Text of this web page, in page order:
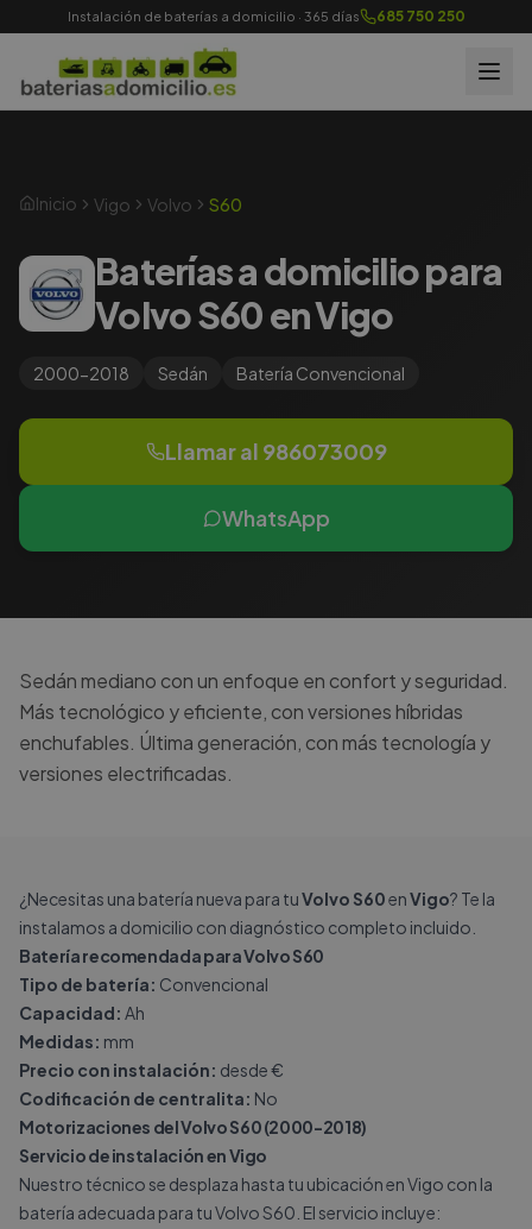
Instalación de baterías a domicilio · 365 días 685 750 250
Inicio Vigo Volvo S60
Baterías a domicilio para
Volvo S60 en Vigo
2000-2018 Sedán Batería Convencional
Llamar al 986073009
WhatsApp
Sedán mediano con un enfoque en confort y seguridad.
Más tecnológico y eficiente, con versiones híbridas
enchufables. Última generación, con más tecnología y
versiones electrificadas.
¿Necesitas una batería nueva para tuVolvo S60enVigo? Te la
instalamos a domicilio con diagnóstico completo incluido.
Batería recomendada para Volvo S60
Tipo de batería: Convencional
Capacidad: Ah
Medidas: mm
Precio con instalación: desde €
Codificación de centralita: No
Motorizaciones del Volvo S60 (2000-2018)
Servicio de instalación en Vigo
Nuestro técnico se desplaza hasta tu ubicación en Vigo con la
batería adecuada para tu Volvo S60. El servicio incluye: